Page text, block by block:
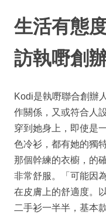
生活有態
訪執嘢創
Kodi是執嘢聯合創辦
作關係，又或符合人
穿到她身上，即使是
色冷衫，都有她的獨
那個幹練的衣櫥，的
非常舒服。「可能因
在皮膚上的舒適度。
二手衫一半半，基本